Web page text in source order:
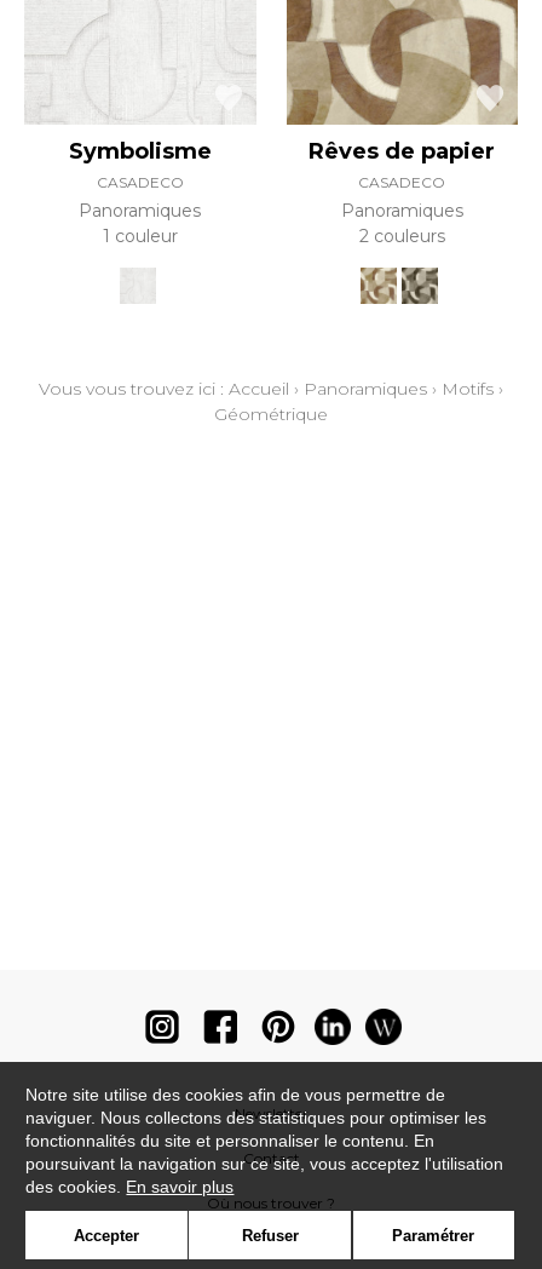
Symbolisme
CASADECO
Panoramiques
1 couleur
Rêves de papier
CASADECO
Panoramiques
2 couleurs
Vous vous trouvez ici : Accueil › Panoramiques › Motifs ›
Géométrique
Newsletter
Contact
Où nous trouver ?
Notre site utilise des cookies afin de vous permettre de
naviguer. Nous collectons des statistiques pour optimiser les
fonctionnalités du site et personnaliser le contenu. En
poursuivant la navigation sur ce site, vous acceptez l'utilisation
des cookies. En savoir plus
Accepter Refuser Paramétrer